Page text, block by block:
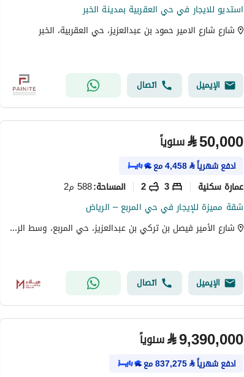
استديو للايجار في حي العقربية بمدينة الخبر
شارع شارع الامير حمود بن عبدالعزيز، حي العقربية، الخبر
الإيميل اتصال
⃁50,000 سنوياً
ادفع شهرياً⃁
4,458مع
عمارة سكنية 3
2 المساحة:588 م2
شقة مميزة للإيجار في حي المربع – الرياض
شارع الأمير فيصل بن تركي بن عبدالعزيز، حي المربع، وسط الرياض، الرياض
الإيميل اتصال
⃁9,390,000 سنوياً
ادفع شهرياً⃁
837,275مع